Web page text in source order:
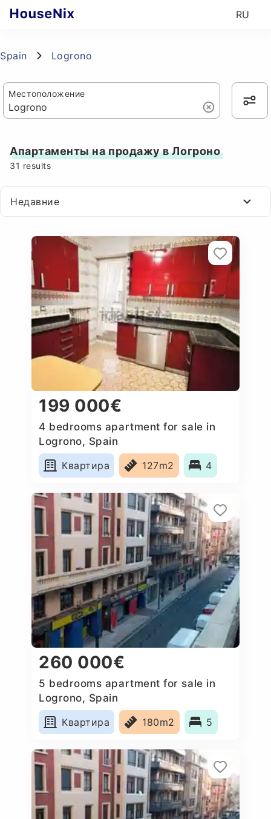
RU
Spain Logrono
Местоположение
Апартаменты на продажу в Логроно
31 results
Недавние
199 000€
4 bedrooms apartment for sale in
Logrono, Spain
Квартира
127m2 4
260 000€
5 bedrooms apartment for sale in
Logrono, Spain
Квартира
180m2 5